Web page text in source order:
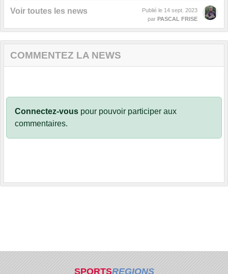
Voir toutes les news Publié le 14 sept. 2023
par PASCAL FRISE
COMMENTEZ LA NEWS
Connectez-vous pour pouvoir participer aux
commentaires.
SPORTSREGIONS